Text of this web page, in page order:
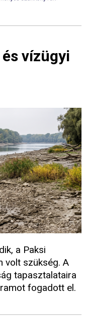
vízügyi
a Paksi
volt szükség. A
tapasztalataira
fogadott el.